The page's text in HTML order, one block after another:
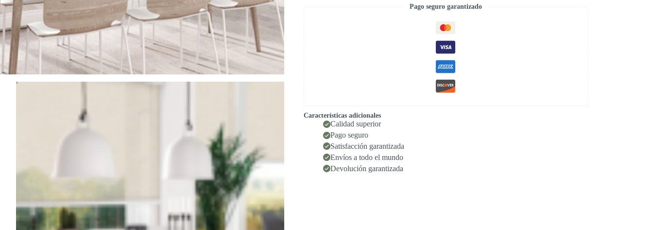
Pago seguro garantizado
Características adicionales
Calidad superior
Pago seguro
Satisfacción garantizada
Envíos a todo el mundo
Devolución garantizada